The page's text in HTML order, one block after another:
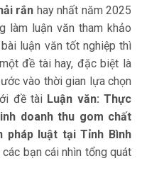
rắn hay nhất năm 2025
làm luận văn tham khảo
luận văn tốt nghiệp thì
đề tài hay, đặc biệt là
vào thời gian lựa chọn
đề tài Luận văn: Thực
doanh thu gom chất
luật tại Tỉnh Bình
bạn cái nhìn tổng quát